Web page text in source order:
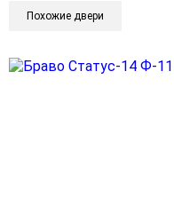
Похожие двери